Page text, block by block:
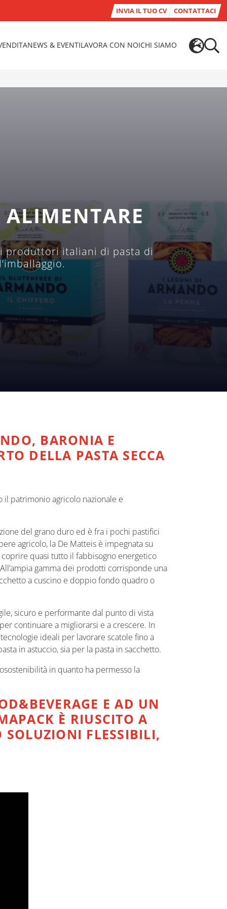
INVIA IL TUO CV CONTATTACI
NEWS & EVENTILAVORA CON NOICHI SIAMO
produttori italiani di pasta di
BARONIA E
DELLA PASTA SECCA
il patrimonio agricolo nazionale e
del grano duro ed è fra i pochi pastifici
agricolo, la De Matteis è impegnata su
quasi tutto il fabbisogno energetico
gamma dei prodotti corrisponde una
a cuscino e doppio fondo quadro o
sicuro e performante dal punto di vista
continuare a migliorarsi e a crescere. In
ideali per lavorare scatole fino a
in astuccio, sia per la pasta in sacchetto.
in quanto ha permesso la
E AD UN
È RIUSCITO A
FLESSIBILI,